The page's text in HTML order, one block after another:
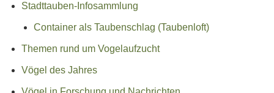
Stadttauben-Infosammlung
Container als Taubenschlag (Taubenloft)
Themen rund um Vogelaufzucht
Vögel des Jahres